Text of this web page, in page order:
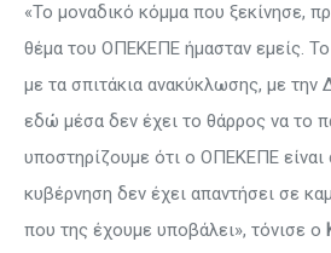
«Το μοναδικό κόμμα που ξεκίνησε,
θέμα του ΟΠΕΚΕΠΕ ήμασταν εμείς. Το
με τα σπιτάκια ανακύκλωσης, με
εδώ μέσα δεν έχει το θάρρος να το
υποστηρίζουμε ότι ο ΟΠΕΚΕΠΕ είναι
κυβέρνηση δεν έχει απαντήσει σε
που της έχουμε υποβάλει», τόνισε ο